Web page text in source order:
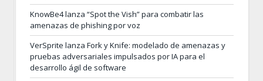
KnowBe4 lanza “Spot the Vish” para combatir las
amenazas de phishing por voz
VerSprite lanza Fork y Knife: modelado de amenazas y
pruebas adversariales impulsados por IA para el
desarrollo ágil de software